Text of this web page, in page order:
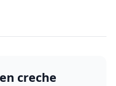
creche